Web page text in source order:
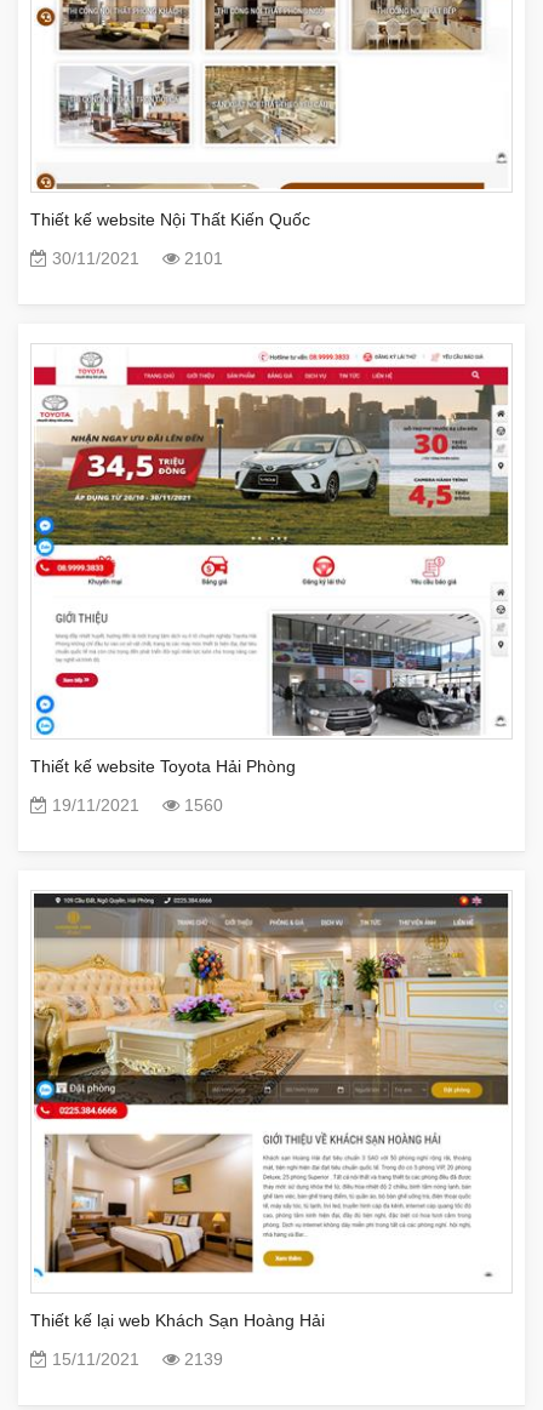
Thiết kế website Nội Thất Kiến Quốc
30/11/2021
2101
Thiết kế website Toyota Hải Phòng
19/11/2021
1560
Thiết kế lại web Khách Sạn Hoàng Hải
15/11/2021
2139